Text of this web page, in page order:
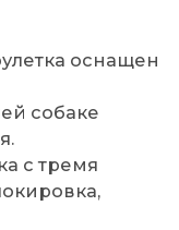
оснащен
собаке
с тремя